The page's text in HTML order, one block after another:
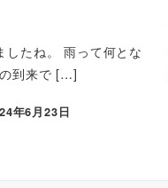
したね。 雨って何とな
の到来で […]
年6月23日